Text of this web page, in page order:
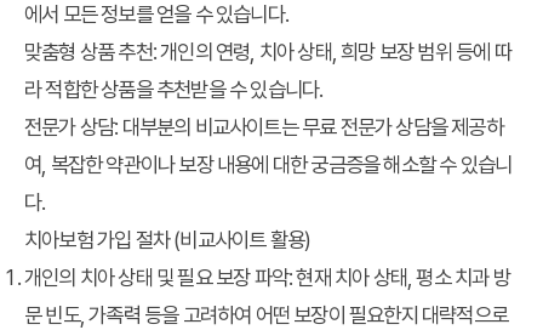
에서 모든 정보를 얻을 수 있습니다.
맞춤형 상품 추천: 개인의 연령, 치아 상태, 희망 보장 범위 등에 따
라 적합한 상품을 추천받을 수 있습니다.
전문가 상담: 대부분의 비교사이트는 무료 전문가 상담을 제공하
여, 복잡한 약관이나 보장 내용에 대한 궁금증을 해소할 수 있습니
다.
치아보험 가입 절차 (비교사이트 활용)
개인의 치아 상태 및 필요 보장 파악: 현재 치아 상태, 평소 치과 방
문 빈도, 가족력 등을 고려하여 어떤 보장이 필요한지 대략적으로